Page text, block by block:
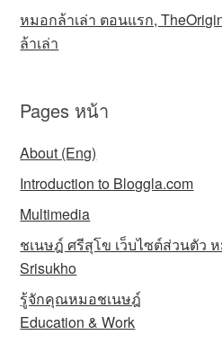
หมอกล้าเล่า ตอนแรก,
ล้าเล่า
Pages หน้า
About (Eng)
Introduction to Bloggla.com
Multimedia
ชเนษฎ์ ศรีสุโข เว็บไซต์ส่วนตัว
Srisukho
รู้จักคุณหมอชเนษฎ์
Education & Work